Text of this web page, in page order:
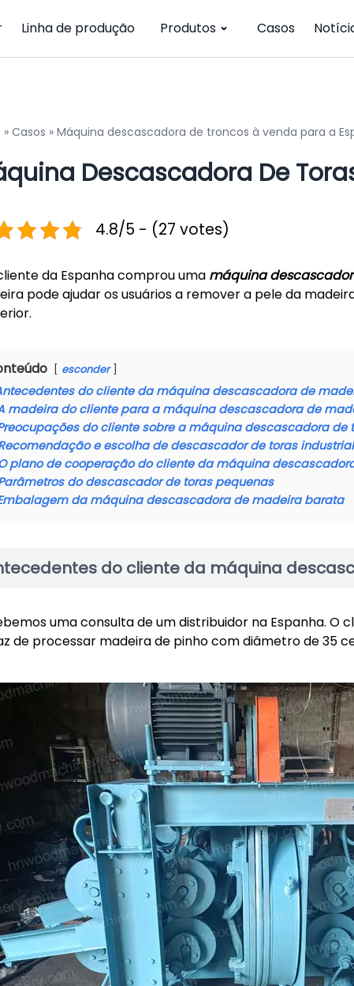
Linha de produção Produtos Casos
» Casos » Máquina descascadora de troncos à venda para a
Descascadora De
4.8/5 - (27 votes)
da Espanha comprou uma máquina
pode ajudar os usuários a remover a pele da
esconder
do cliente da máquina descascadora de
madeira do cliente para a máquina descascadora de
do cliente sobre a máquina descascadora de
e escolha de descascador de toras industrial
plano de cooperação do cliente da máquina
do descascador de toras pequenas
da máquina descascadora de madeira barata
do cliente da máquina
uma consulta de um distribuidor na Espanha. O
de processar madeira de pinho com diâmetro de 35